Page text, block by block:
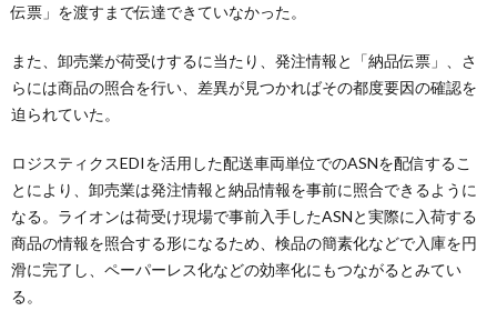
伝票」を渡すまで伝達できていなかった。
また、卸売業が荷受けするに当たり、発注情報と「納品伝票」、さ
らには商品の照合を行い、差異が見つかればその都度要因の確認を
迫られていた。
ロジスティクスEDIを活用した配送車両単位でのASNを配信するこ
とにより、卸売業は発注情報と納品情報を事前に照合できるように
なる。ライオンは荷受け現場で事前入手したASNと実際に入荷する
商品の情報を照合する形になるため、検品の簡素化などで入庫を円
滑に完了し、ペーパーレス化などの効率化にもつながるとみてい
る。